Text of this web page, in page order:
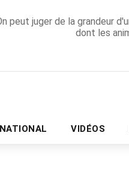
peut juger de la grandeur
dont les
VIDÉOS